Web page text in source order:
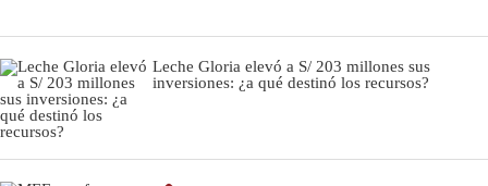
Leche Gloria elevó a S/ 203 millones sus
inversiones: ¿a qué destinó los recursos?